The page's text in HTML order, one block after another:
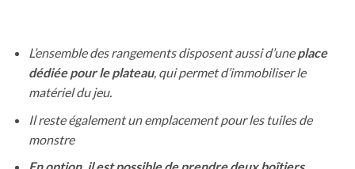
L’ensemble des rangements disposent aussi d’uneplace
dédiée pour le plateau, qui permet d’immobiliser le
matériel du jeu.
Il reste également un emplacement pour les tuiles de
monstre